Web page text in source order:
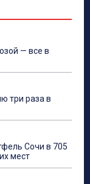
— все в
три раза в
Сочи в 705
мест